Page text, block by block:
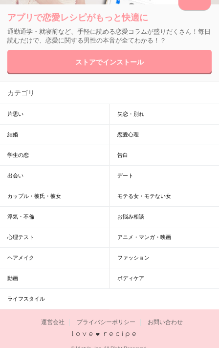
アプリで恋愛レシピがもっと快適に
通勤通学・就寝前など、手軽に読める恋愛コラムが盛りだくさん！毎日
読むだけで、恋愛に関する男性の本音が全てわかる！？
ストアでインストール
カテゴリ
片思い 失恋・別れ
結婚 恋愛心理
学生の恋 告白
出会い デート
カップル・彼氏・彼女 モテる女・モテない女
浮気・不倫 お悩み相談
心理テスト アニメ・マンガ・映画
ヘアメイク ファッション
動画 ボディケア
ライフスタイル
運営会社 プライバシーポリシー お問い合わせ